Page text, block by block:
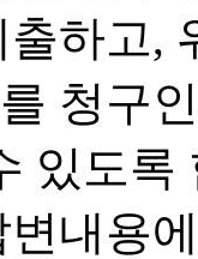
하고,
청구
있도록
내용